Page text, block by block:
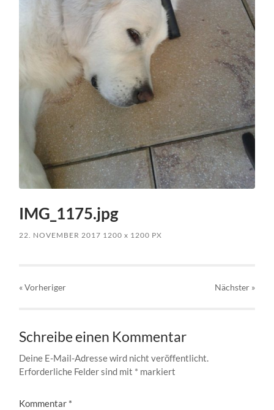
IMG_1175.jpg
22. NOVEMBER 2017 1200x 1200 PX
« Vorheriger Nächster »
Schreibe einen Kommentar
Deine E-Mail-Adresse wird nicht veröffentlicht.
Erforderliche Felder sind mit * markiert
Kommentar *